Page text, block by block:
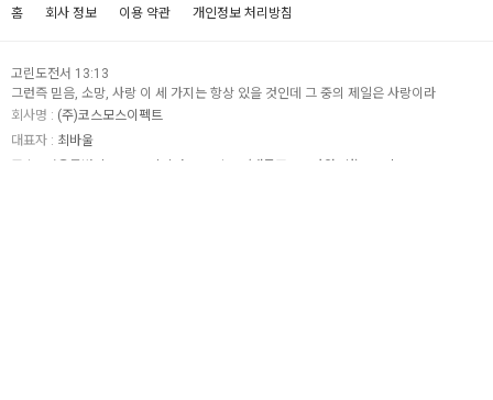
홈 회사 정보 이용 약관 개인정보 처리방침
고린도전서 13:13
그런즉 믿음, 소망, 사랑 이 세 가지는 항상 있을 것인데 그 중의 제일은 사랑이라
회사명 : (주)코스모스이펙트
대표자 : 최바울